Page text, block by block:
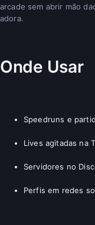
arcade sem abrir mão
adora.
Onde Usar
Speedruns e
Lives agitadas na
Servidores no
Perfis em redes